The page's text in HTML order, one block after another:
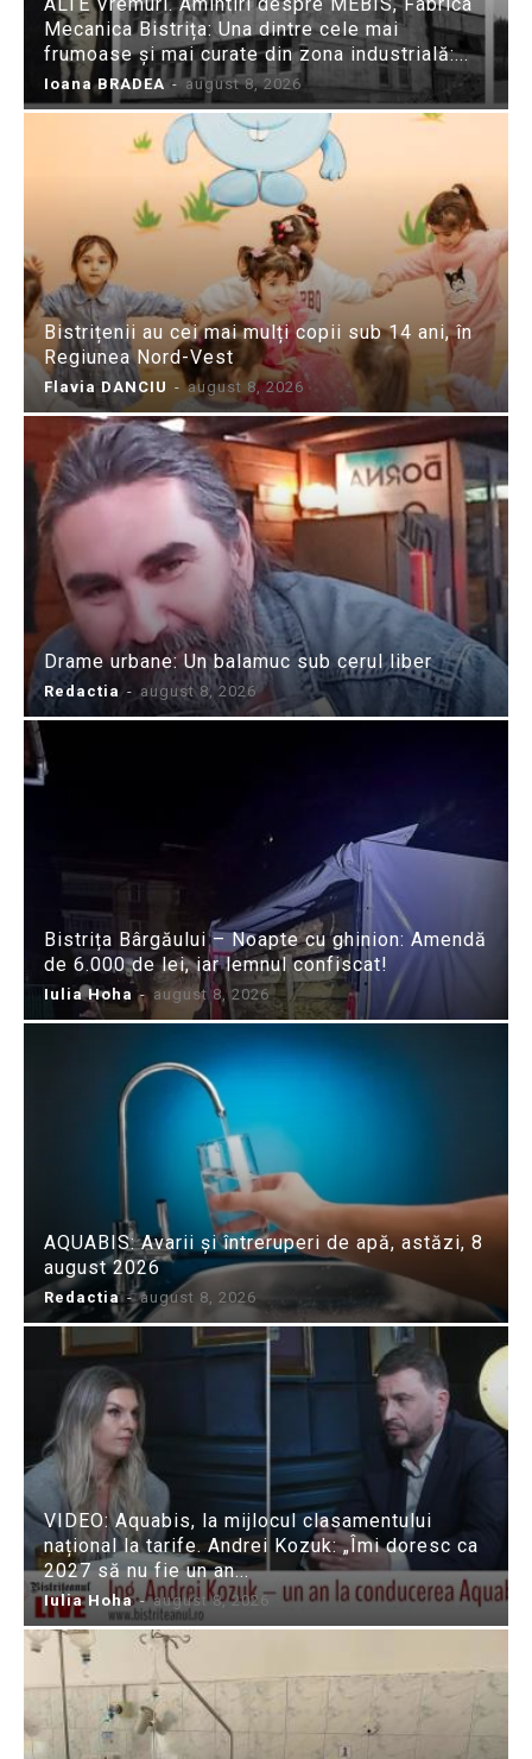
ALTE Vremuri. Amintiri despre MEBIS, Fabrica
Mecanica Bistrița: Una dintre cele mai
frumoase și mai curate din zona industrială:...
Ioana BRADEA - august 8, 2026
Bistrițenii au cei mai mulți copii sub 14 ani, în
Regiunea Nord-Vest
Flavia DANCIU - august 8, 2026
Drame urbane: Un balamuc sub cerul liber
Redactia - august 8, 2026
Bistrița Bârgăului – Noapte cu ghinion: Amendă
de 6.000 de lei, iar lemnul confiscat!
Iulia Hoha - august 8, 2026
AQUABIS: Avarii și întreruperi de apă, astăzi, 8
august 2026
Redactia - august 8, 2026
VIDEO: Aquabis, la mijlocul clasamentului
național la tarife. Andrei Kozuk: „Îmi doresc ca
2027 să nu fie un an...
Iulia Hoha - august 8, 2026